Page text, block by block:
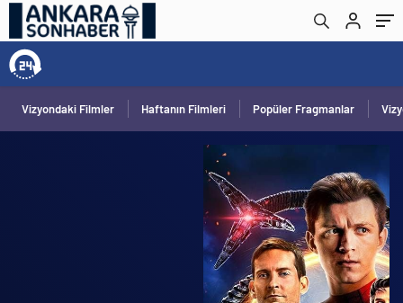
Vizyondaki Filmler Haftanın Filmleri Popüler Fragmanlar